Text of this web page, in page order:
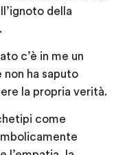
della
c’è in me un
ha saputo
la propria verità.
come